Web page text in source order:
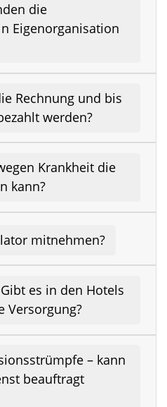
die
Eigenorganisation
Rechnung und bis
werden?
Krankheit die
kann?
mitnehmen?
es in den Hotels
Versorgung?
– kann
beauftragt